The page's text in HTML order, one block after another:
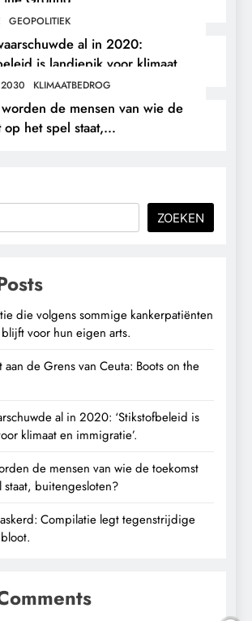
GEOPOLITIEK
al in 2020:
is landjepik voor klimaat
2030 KLIMAATBEDROG
de mensen van wie de
op het spel staat,
ZOEKEN
die volgens sommige kankerpatiënten
voor hun eigen arts.
aan de Grens van Ceuta: Boots on the
al in 2020: ‘Stikstofbeleid is
klimaat en immigratie’.
de mensen van wie de toekomst
staat, buitengesloten?
Compilatie legt tegenstrijdige